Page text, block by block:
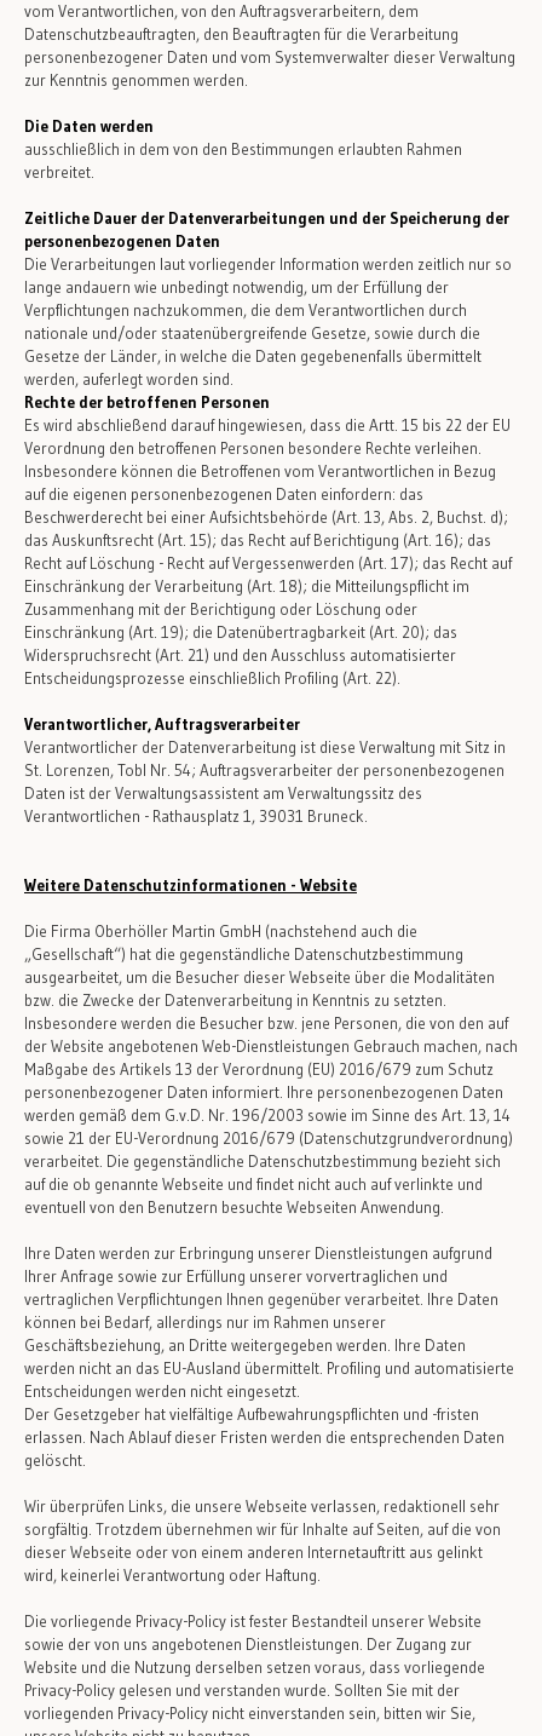
vom Verantwortlichen, von den Auftragsverarbeitern, dem
Datenschutzbeauftragten, den Beauftragten für die Verarbeitung
personenbezogener Daten und vom Systemverwalter dieser Verwaltung
zur Kenntnis genommen werden.
Die Daten werden
ausschließlich in dem von den Bestimmungen erlaubten Rahmen
verbreitet.
Zeitliche Dauer der Datenverarbeitungen und der Speicherung der
personenbezogenen Daten
Die Verarbeitungen laut vorliegender Information werden zeitlich nur so
lange andauern wie unbedingt notwendig, um der Erfüllung der
Verpflichtungen nachzukommen, die dem Verantwortlichen durch
nationale und/oder staatenübergreifende Gesetze, sowie durch die
Gesetze der Länder, in welche die Daten gegebenenfalls übermittelt
werden, auferlegt worden sind.
Rechte der betroffenen Personen
Es wird abschließend darauf hingewiesen, dass die Artt. 15 bis 22 der EU
Verordnung den betroffenen Personen besondere Rechte verleihen.
Insbesondere können die Betroffenen vom Verantwortlichen in Bezug
auf die eigenen personenbezogenen Daten einfordern: das
Beschwerderecht bei einer Aufsichtsbehörde (Art. 13, Abs. 2, Buchst. d);
das Auskunftsrecht (Art. 15); das Recht auf Berichtigung (Art. 16); das
Recht auf Löschung - Recht auf Vergessenwerden (Art. 17); das Recht auf
Einschränkung der Verarbeitung (Art. 18); die Mitteilungspflicht im
Zusammenhang mit der Berichtigung oder Löschung oder
Einschränkung (Art. 19); die Datenübertragbarkeit (Art. 20); das
Widerspruchsrecht (Art. 21) und den Ausschluss automatisierter
Entscheidungsprozesse einschließlich Profiling (Art. 22).
Verantwortlicher, Auftragsverarbeiter
Verantwortlicher der Datenverarbeitung ist diese Verwaltung mit Sitz in
St. Lorenzen, Tobl Nr. 54; Auftragsverarbeiter der personenbezogenen
Daten ist der Verwaltungsassistent am Verwaltungssitz des
Verantwortlichen - Rathausplatz 1, 39031 Bruneck.
Weitere Datenschutzinformationen - Website
Die Firma Oberhöller Martin GmbH (nachstehend auch die
„Gesellschaft“) hat die gegenständliche Datenschutzbestimmung
ausgearbeitet, um die Besucher dieser Webseite über die Modalitäten
bzw. die Zwecke der Datenverarbeitung in Kenntnis zu setzten.
Insbesondere werden die Besucher bzw. jene Personen, die von den auf
der Website angebotenen Web-Dienstleistungen Gebrauch machen, nach
Maßgabe des Artikels 13 der Verordnung (EU) 2016/679 zum Schutz
personenbezogener Daten informiert. Ihre personenbezogenen Daten
werden gemäß dem G.v.D. Nr. 196/2003 sowie im Sinne des Art. 13, 14
sowie 21 der EU-Verordnung 2016/679 (Datenschutzgrundverordnung)
verarbeitet. Die gegenständliche Datenschutzbestimmung bezieht sich
auf die ob genannte Webseite und findet nicht auch auf verlinkte und
eventuell von den Benutzern besuchte Webseiten Anwendung.
Ihre Daten werden zur Erbringung unserer Dienstleistungen aufgrund
Ihrer Anfrage sowie zur Erfüllung unserer vorvertraglichen und
vertraglichen Verpflichtungen Ihnen gegenüber verarbeitet. Ihre Daten
können bei Bedarf, allerdings nur im Rahmen unserer
Geschäftsbeziehung, an Dritte weitergegeben werden. Ihre Daten
werden nicht an das EU-Ausland übermittelt. Profiling und automatisierte
Entscheidungen werden nicht eingesetzt.
Der Gesetzgeber hat vielfältige Aufbewahrungspflichten und -fristen
erlassen. Nach Ablauf dieser Fristen werden die entsprechenden Daten
gelöscht.
Wir überprüfen Links, die unsere Webseite verlassen, redaktionell sehr
sorgfältig. Trotzdem übernehmen wir für Inhalte auf Seiten, auf die von
dieser Webseite oder von einem anderen Internetauftritt aus gelinkt
wird, keinerlei Verantwortung oder Haftung.
Die vorliegende Privacy-Policy ist fester Bestandteil unserer Website
sowie der von uns angebotenen Dienstleistungen. Der Zugang zur
Website und die Nutzung derselben setzen voraus, dass vorliegende
Privacy-Policy gelesen und verstanden wurde. Sollten Sie mit der
vorliegenden Privacy-Policy nicht einverstanden sein, bitten wir Sie,